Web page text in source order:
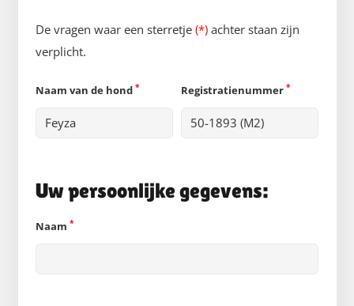
De vragen waar een sterretje (*) achter staan zijn
verplicht.
Naam van de hond * Registratienummer *
Uw persoonlijke gegevens:
Naam *